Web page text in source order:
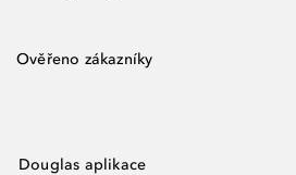
Ověřeno zákazníky
Douglas aplikace